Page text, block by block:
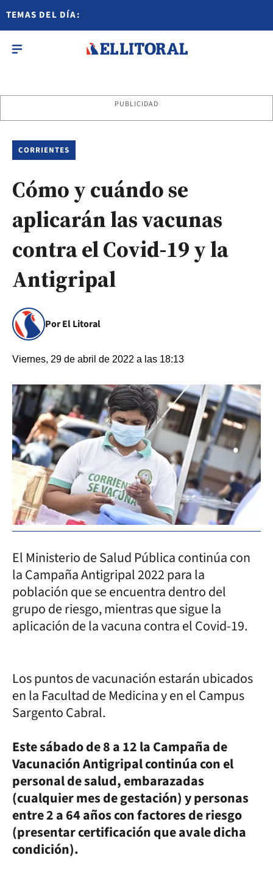
TEMAS DEL DÍA:
PUBLICIDAD
CORRIENTES
Cómo y cuándo se
aplicarán las vacunas
contra el Covid-19 y la
Antigripal
Por El Litoral
Viernes, 29 de abril de 2022 a las 18:13
El Ministerio de Salud Pública continúa con
la Campaña Antigripal 2022 para la
población que se encuentra dentro del
grupo de riesgo, mientras que sigue la
aplicación de la vacuna contra el Covid-19.
Los puntos de vacunación estarán ubicados
en la Facultad de Medicina y en el Campus
Sargento Cabral.
Este sábado de 8 a 12 la Campaña de
Vacunación Antigripal continúa con el
personal de salud, embarazadas
(cualquier mes de gestación) y personas
entre 2 a 64 años con factores de riesgo
(presentar certificación que avale dicha
condición).